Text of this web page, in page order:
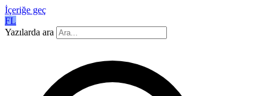
İçeriğe geç
FL
Yazılarda ara